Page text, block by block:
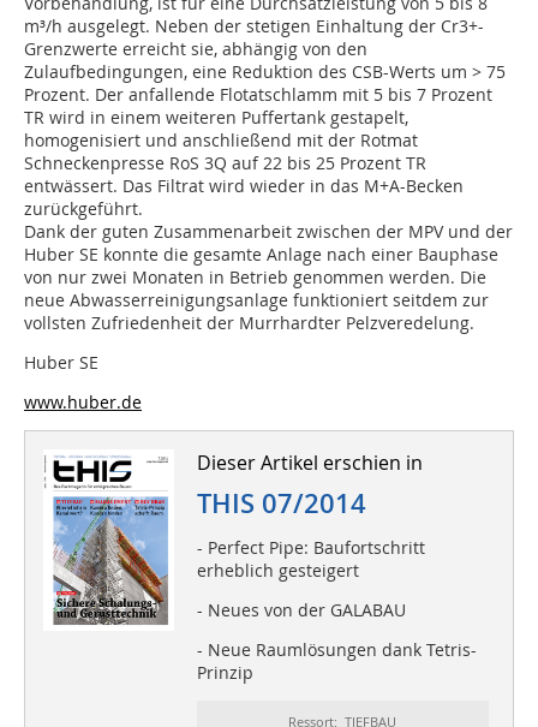
m³/h ausgelegt. Neben der stetigen Einhaltung der Cr3+-
Grenzwerte erreicht sie, abhängig von den
Zulaufbedingungen, eine Reduktion des CSB-Werts um > 75
Prozent. Der anfallende Flotatschlamm mit 5 bis 7 Prozent
TR wird in einem weiteren Puffertank gestapelt,
homogenisiert und anschließend mit der Rotmat
Schneckenpresse RoS 3Q auf 22 bis 25 Prozent TR
entwässert. Das Filtrat wird wieder in das M+A-Becken
zurückgeführt.
Dank der guten Zusammenarbeit zwischen der MPV und der
Huber SE konnte die gesamte Anlage nach einer Bauphase
von nur zwei Monaten in Betrieb genommen werden. Die
neue Abwasserreinigungsanlage funktioniert seitdem zur
vollsten Zufriedenheit der Murrhardter Pelzveredelung.
Huber SE
www.huber.de
Dieser Artikel erschien in
THIS 07/2014
- Perfect Pipe: Baufortschritt
erheblich gesteigert
- Neues von der GALABAU
- Neue Raumlösungen dank Tetris-
Prinzip
Ressort: TIEFBAU